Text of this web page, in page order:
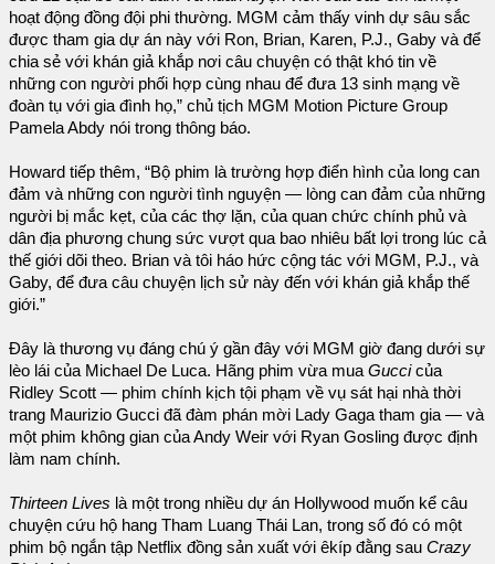
hoạt động đồng đội phi thường. MGM cảm thấy vinh dự sâu sắc
được tham gia dự án này với Ron, Brian, Karen, P.J., Gaby và để
chia sẻ với khán giả khắp nơi câu chuyện có thật khó tin về
những con người phối hợp cùng nhau để đưa 13 sinh mạng về
đoàn tụ với gia đình họ,” chủ tịch MGM Motion Picture Group
Pamela Abdy nói trong thông báo.
Howard tiếp thêm, “Bộ phim là trường hợp điển hình của long can
đảm và những con người tình nguyện — lòng can đảm của những
người bị mắc kẹt, của các thợ lặn, của quan chức chính phủ và
dân địa phương chung sức vượt qua bao nhiêu bất lợi trong lúc cả
thế giới dõi theo. Brian và tôi háo hức cộng tác với MGM, P.J., và
Gaby, để đưa câu chuyện lịch sử này đến với khán giả khắp thế
giới.”
Đây là thương vụ đáng chú ý gần đây với MGM giờ đang dưới sự
lèo lái của Michael De Luca. Hãng phim vừa mua Guccicủa
Ridley Scott — phim chính kịch tội phạm về vụ sát hại nhà thời
trang Maurizio Gucci đã đàm phán mời Lady Gaga tham gia — và
một phim không gian của Andy Weir với Ryan Gosling được định
làm nam chính.
Thirteen Lives là một trong nhiều dự án Hollywood muốn kể câu
chuyện cứu hộ hang Tham Luang Thái Lan, trong số đó có một
phim bộ ngắn tập Netflix đồng sản xuất với êkíp đằng sau Crazy